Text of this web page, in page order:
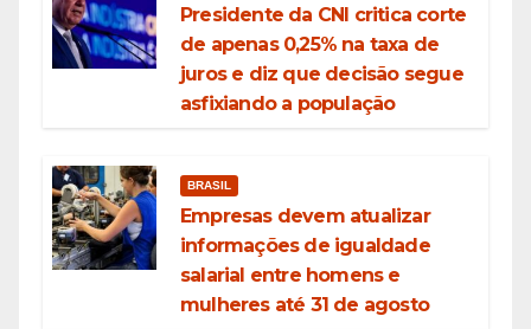
Presidente da CNI critica corte
de apenas 0,25% na taxa de
juros e diz que decisão segue
asfixiando a população
BRASIL
Empresas devem atualizar
informações de igualdade
salarial entre homens e
mulheres até 31 de agosto